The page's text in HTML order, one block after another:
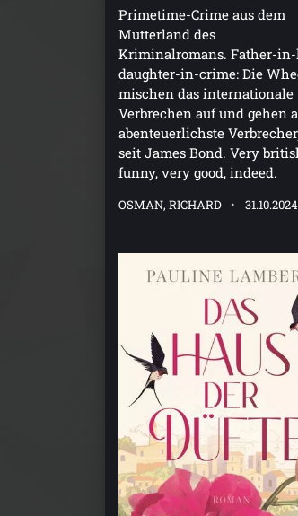
Primetime-Crime aus dem
Mutterland des
Kriminalromans. Father-
daughter-in-crime: Die
mischen das internationale
Verbrechen auf und gehen
abenteuerlichste
seit James Bond. Very
funny, very good, indeed.
OSMAN, RICHARD 31.10.2024